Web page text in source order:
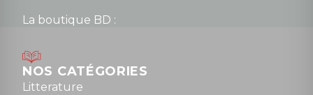
La boutique BD :
Mardi au samedi : 10h à 13h / 14h à 19h
Dimanche : 10h30 à 12h30
Tel : 01 48 89 13 88
NOS CATÉGORIES
Litterature